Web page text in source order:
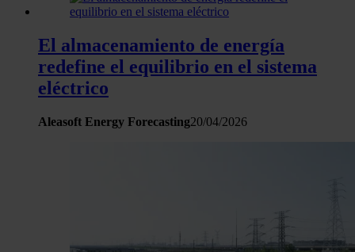
El almacenamiento de energía
redefine el equilibrio en el sistema
eléctrico
Aleasoft Energy Forecasting20/04/2026